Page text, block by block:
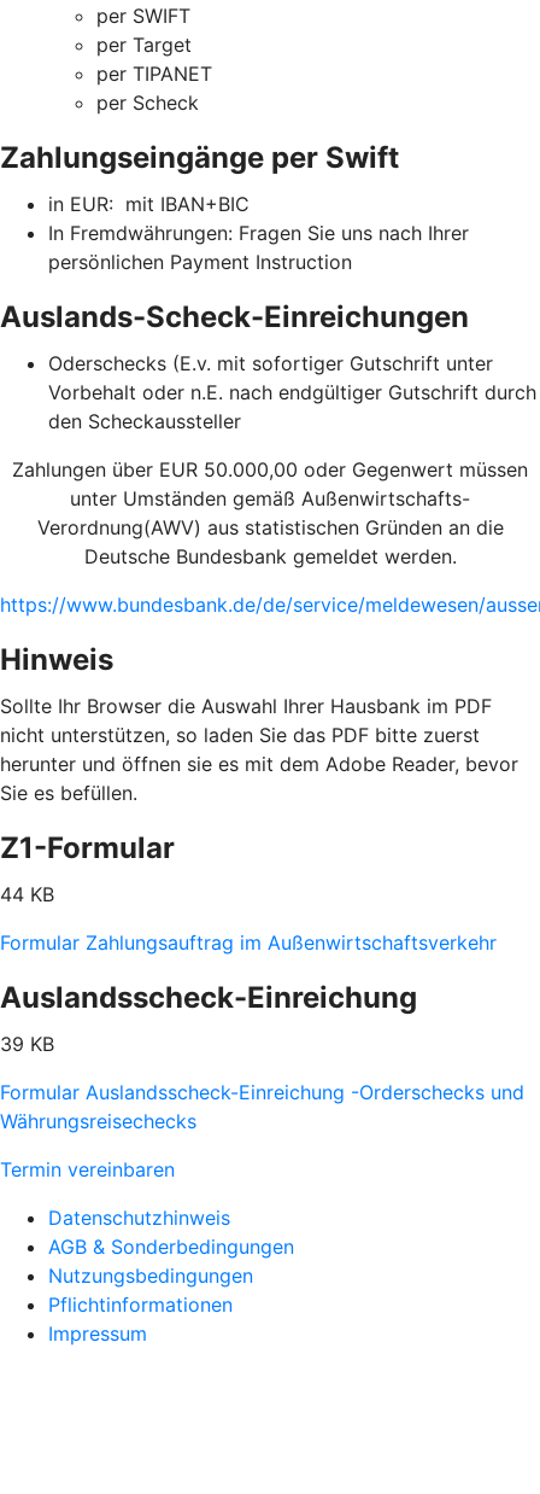
per SWIFT
per Target
per TIPANET
per Scheck
Zahlungseingänge per Swift
in EUR: mit IBAN+BIC
In Fremdwährungen: Fragen Sie uns nach Ihrer
persönlichen Payment Instruction
Auslands-Scheck-Einreichungen
Oderschecks (E.v. mit sofortiger Gutschrift unter
Vorbehalt oder n.E. nach endgültiger Gutschrift durch
den Scheckaussteller
Zahlungen über EUR 50.000,00 oder Gegenwert müssen
unter Umständen gemäß Außenwirtschafts-
Verordnung(AWV) aus statistischen Gründen an die
Deutsche Bundesbank gemeldet werden.
https://www.bundesbank.de/de/service/meldewesen/
Hinweis
Sollte Ihr Browser die Auswahl Ihrer Hausbank im PDF
nicht unterstützen, so laden Sie das PDF bitte zuerst
herunter und öffnen sie es mit dem Adobe Reader, bevor
Sie es befüllen.
Z1-Formular
44 KB
Formular Zahlungsauftrag im Außenwirtschaftsverkehr
Auslandsscheck-Einreichung
39 KB
Formular Auslandsscheck-Einreichung -Orderschecks und
Währungsreisechecks
Termin vereinbaren
Datenschutzhinweis
AGB & Sonderbedingungen
Nutzungsbedingungen
Pflichtinformationen
Impressum